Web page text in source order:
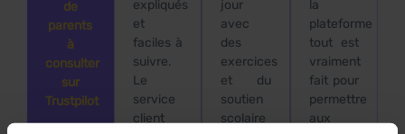
de
parents
à
consulter
sur
Trustpilot
expliqués
et
faciles à
suivre.
Le
service
client
jour
avec
des
exercices
et du
soutien
scolaire
la
plateforme
tout est
vraiment
fait pour
permettre
aux